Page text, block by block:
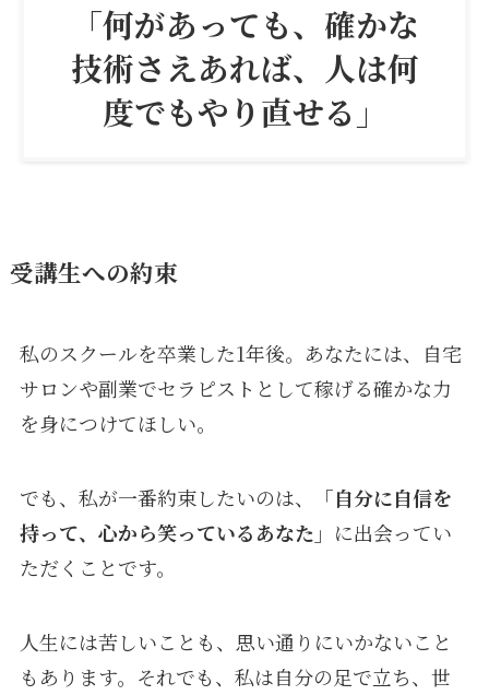
「何があっても、確かな
技術さえあれば、人は何
度でもやり直せる」
受講生への約束
私のスクールを卒業した1年後。あなたには、自宅
サロンや副業でセラピストとして稼げる確かな力
を身につけてほしい。
でも、私が一番約束したいのは、
「自分に自信を
持って、心から笑っているあなた」 に出会ってい
ただくことです。
人生には苦しいことも、思い通りにいかないこと
もあります。それでも、私は自分の足で立ち、世